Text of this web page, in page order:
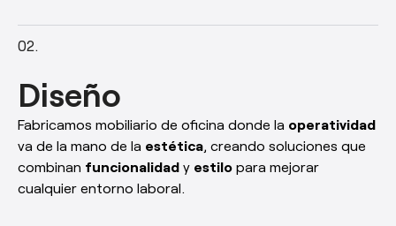
Diseño
Fabricamos mobiliario de oficina donde la operatividad
va de la mano de la estética, creando soluciones que
combinan funcionalidad y estilo para mejorar
cualquier entorno laboral.